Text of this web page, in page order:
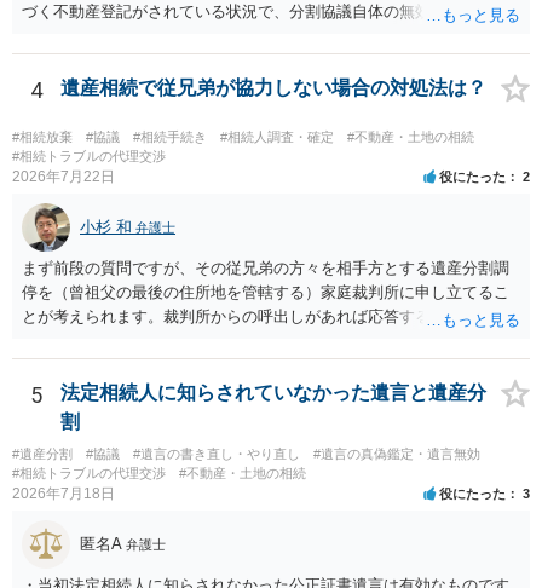
づく不動産登記がされている状況で、分割協議自体の無効を裁判所が
方の訴訟の主張及び立証次第ですが、 ・御祖母様の認知能力に関する
医師の意見書、筆跡鑑定 が提出されればその効力が否定される可能性
はありますが、 ・伯母様自身が分割協議に加わっていること ・御祖母
様の意に反する遺産分割協議を行う実益が誰にあったかの立証が困難
であること からすると、実際に遺産分割協議の効力が否定される可能
性はそれほど高くない（立証のハードルは非常に高い）ということが
言えると思います。
4 遺産相続で従兄弟が協力しない場合の対処法は？
#相続放棄 #協議 #相続手続き #相続人調査・確定
#不動産・土地の相続
#相続トラブルの代理交渉
2026年7月22日 役にたった 2
小杉 和 弁護士
まず前段の質問ですが、その従兄弟の方々を相手方とする遺産分割調
停を（曾祖父の最後の住所地を管轄する）家庭裁判所に申し立てるこ
とが考えられます。裁判所からの呼出しがあれば応答する可能性がま
能と思われます。時間が思った以上にないので必要書類をてきぱきと
揃える必要があります。その点是非御注意ください。
5
法定相続人に知らされていなかった遺言と遺産分
割
#遺産分割 #協議 #遺言の書き直し・やり直し
#遺言の真偽鑑定・遺言無効
#相続トラブルの代理交渉
#不動産・土地の相続
2026年7月18日 役にたった 3
匿名A 弁護士
・当初法定相続人に知らされなかった公正証書遺言は有効なものです